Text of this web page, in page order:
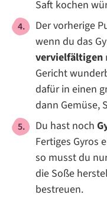
Saft kochen
Der vorherige
wenn du das
vervielfältigen
Gericht
dafür in einen
dann Gemüse,
Du hast noch
Fertiges Gyros
so musst du
die Soße
bestreuen.